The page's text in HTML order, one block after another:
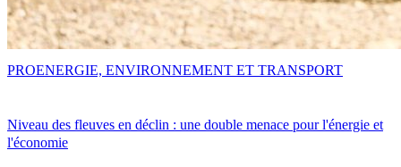
Niveau des fleuves en déclin : une double menace pour l'énergie et
l'économie
PROENERGIE, ENVIRONNEMENT ET TRANSPORT